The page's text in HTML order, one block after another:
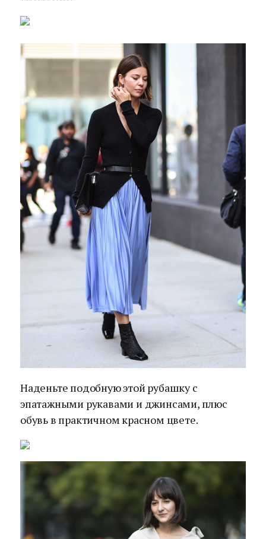
Наденьте подобную этой рубашку с
эпатажными рукавами и джинсами, плюс
обувь в практичном красном цвете.